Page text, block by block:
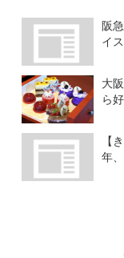
間限定で、ロッテ
もらえる
阪
イ
大
ら
【
年